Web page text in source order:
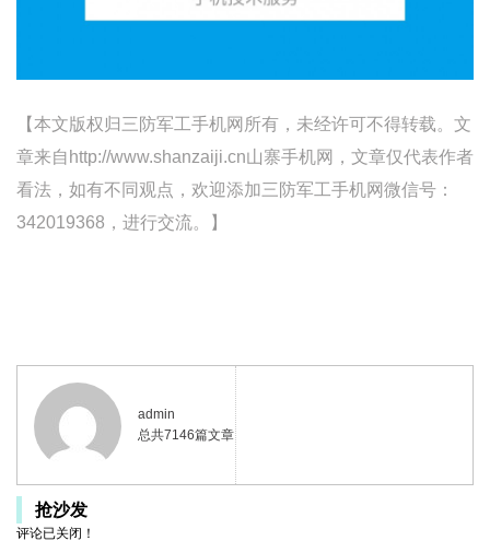
【本文版权归三防军工手机网所有，未经许可不得转载。文
章来自http://www.shanzaiji.cn山寨手机网，文章仅代表作者
看法，如有不同观点，欢迎添加三防军工手机网微信号：
342019368，进行交流。】
admin
总共7146篇文章
抢沙发
评论已关闭！